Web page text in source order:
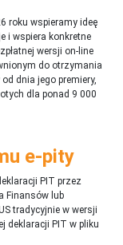
roku wspieramy ideę
i wspiera konkretne
wersji on-line
do otrzymania
dnia jego premiery,
dla ponad 9 000
e-pity
PIT przez
Finansów lub
tradycyjnie w wersji
deklaracji PIT w pliku